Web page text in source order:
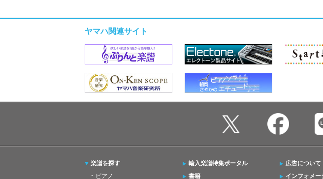
ヤマハ関連サイト
楽譜を探す
ピアノ
輸入楽譜特集ポータル
書籍
広告について
インフォメー